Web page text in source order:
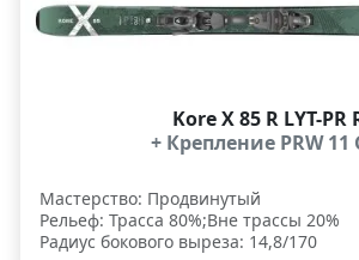
Kore X 85 R LYT-PR
+ Крепление PRW 11
Мастерство: Продвинутый
Рельеф: Трасса 80%;Вне трассы 20%
Радиус бокового выреза: 14,8/170